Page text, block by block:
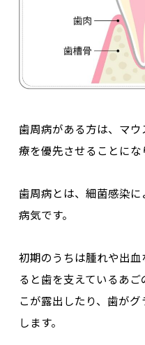
歯周病がある方は、マ
療を優先させることにな
歯周病とは、細菌感染
病気です。
初期のうちは腫れや出
ると歯を支えているあご
こが露出したり、歯が
します。